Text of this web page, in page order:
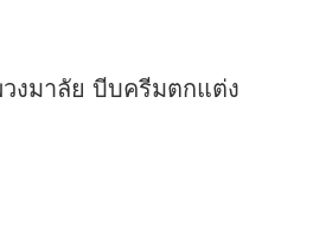
งมาลัย บีบครีมตกแต่ง